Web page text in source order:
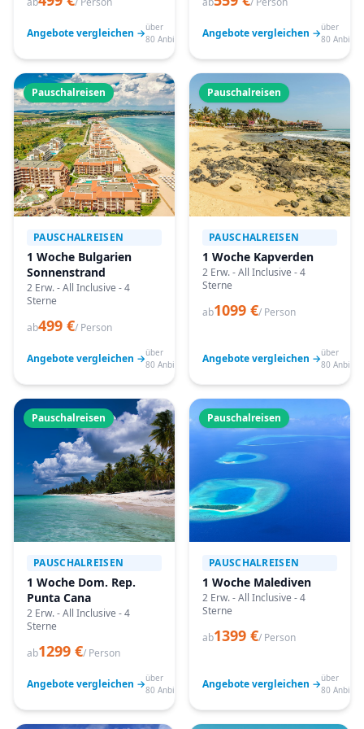
Angebote vergleichen →über
80 Anbieter
Angebote vergleichen →über
80
Pauschalreisen
PAUSCHALREISEN
1 Woche Bulgarien
Sonnenstrand
2 Erw. - All Inclusive - 4
Sterne
ab499 €/ Person
Angebote vergleichen →über
80 Anbieter
Pauschalreisen
PAUSCHALREISEN
1 Woche Kapverden
2 Erw. - All Inclusive - 4
Sterne
ab1099 €/ Person
Angebote vergleichen →über
80
Pauschalreisen
PAUSCHALREISEN
1 Woche Dom. Rep.
Punta Cana
2 Erw. - All Inclusive - 4
Sterne
ab1299 €/ Person
Angebote vergleichen →über
80 Anbieter
Pauschalreisen
PAUSCHALREISEN
1 Woche Malediven
2 Erw. - All Inclusive - 4
Sterne
ab1399 €/ Person
Angebote vergleichen →über
80